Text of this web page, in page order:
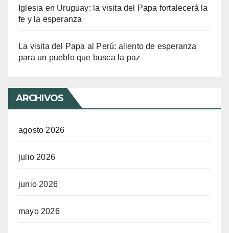
Iglesia en Uruguay: la visita del Papa fortalecerá la
fe y la esperanza
La visita del Papa al Perú: aliento de esperanza
para un pueblo que busca la paz
ARCHIVOS
agosto 2026
julio 2026
junio 2026
mayo 2026